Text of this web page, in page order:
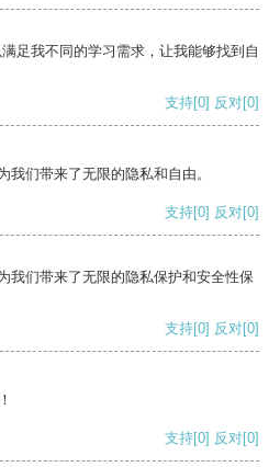
足我不同的学习需求，让我能够找到自
支持[0] 反对[0]
们带来了无限的隐私和自由。
支持[0] 反对[0]
我们带来了无限的隐私保护和安全性保
支持[0] 反对[0]
支持[0] 反对[0]